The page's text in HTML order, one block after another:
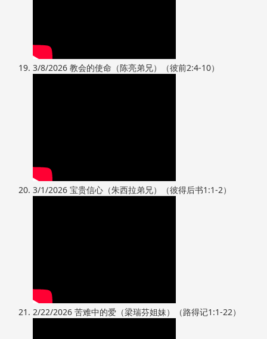
3/8/2026 教会的使命（陈亮弟兄）（彼前2:4-10）
3/1/2026 宝贵信心（朱西拉弟兄）（彼得后书1:1-2）
2/22/2026 苦难中的爱（梁瑞芬姐妹）（路得记1:1-22）